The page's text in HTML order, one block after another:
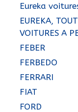
Eureka
EUREKA,
VOITURES A
FEBER
FERBEDO
FERRARI
FIAT
FORD